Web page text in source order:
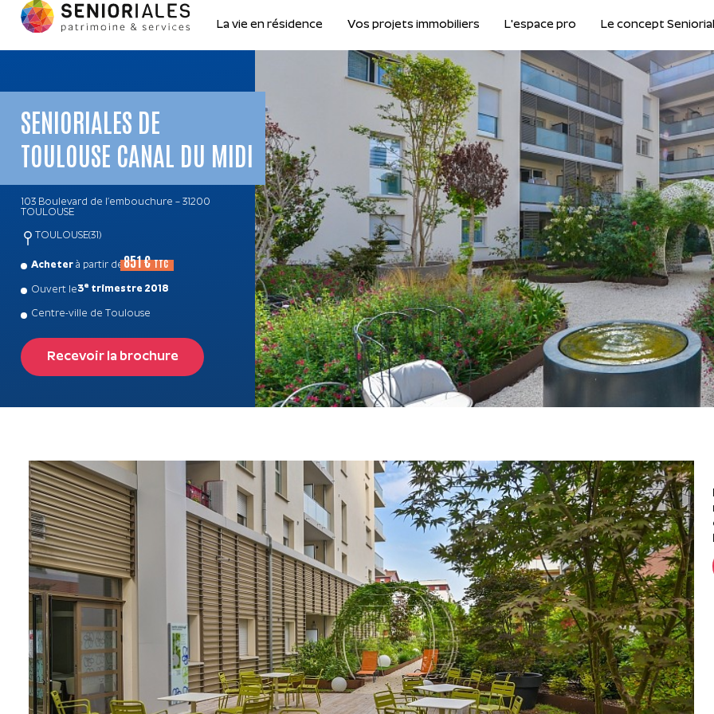
La vie en résidence Vos projets immobiliers L'espace pro Le concept
SENIORIALES DE
TOULOUSE CANAL DU MIDI
103 Boulevard de l’embouchure – 31200
TOULOUSE
TOULOUSE(31)
Acheter à partir de 851 €
Ouvert le3e trimestre 2018
Centre-ville de Toulouse
Recevoir la brochure